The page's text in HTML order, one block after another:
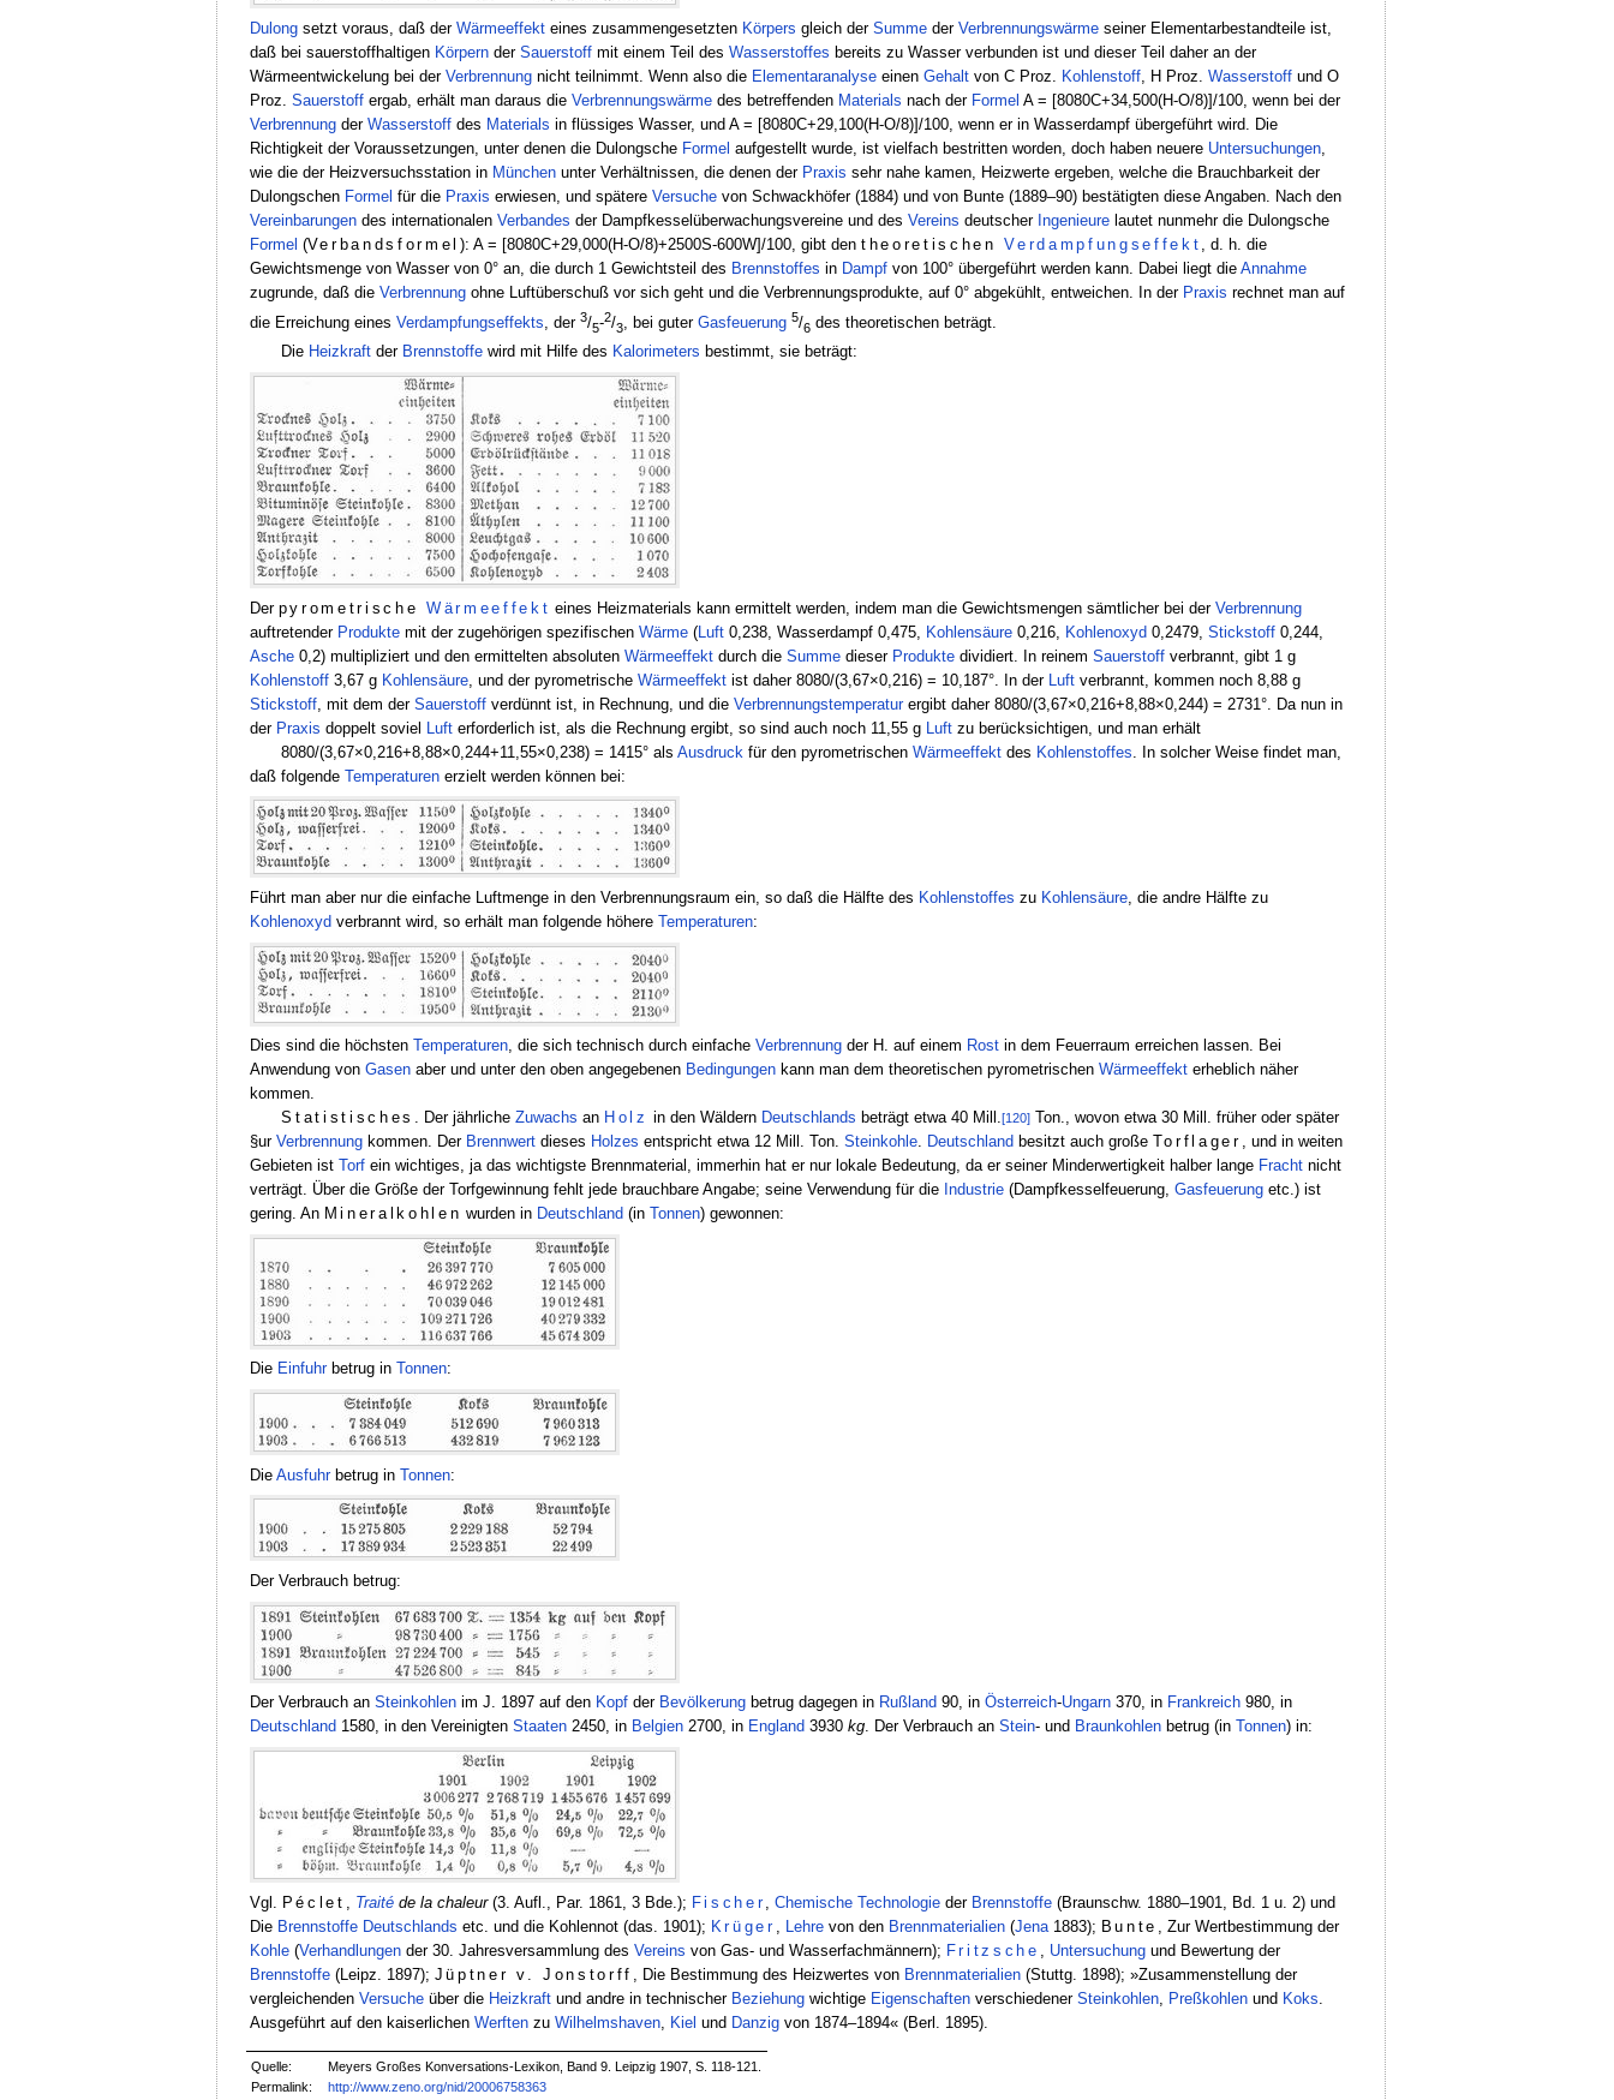
Dulongsetzt voraus, daß der Wärmeeffekteines zusammengesetzten Körpers gleich der Summeder Verbrennungswärmeseiner Elementarbestandteile ist,
daß bei sauerstoffhaltigen Körpernder Sauerstoffmit einem Teil des Wasserstoffes bereits zu Wasser verbunden ist und dieser Teil daher an der
Wärmeentwickelung bei der Verbrennungnicht teilnimmt. Wenn also die Elementaranalyseeinen Gehaltvon C Proz. Kohlenstoff, H Proz. Wasserstoffund O
Proz. Sauerstoffergab, erhält man daraus die Verbrennungswärmedes betreffenden Materials nach der Formel A = [8080C+34,500(H-O/8)]/100, wenn bei der
Verbrennungder Wasserstoffdes Materials in flüssiges Wasser, und A = [8080C+29,100(H-O/8)]/100, wenn er in Wasserdampf übergeführt wird. Die
Richtigkeit der Voraussetzungen, unter denen die Dulongsche Formel aufgestellt wurde, ist vielfach bestritten worden, doch haben neuere Untersuchungen,
wie die der Heizversuchsstation in Münchenunter Verhältnissen, die denen der Praxis sehr nahe kamen, Heizwerte ergeben, welche die Brauchbarkeit der
Dulongschen Formel für die Praxis erwiesen, und spätere Versuchevon Schwackhöfer (1884) und von Bunte (1889–90) bestätigten diese Angaben. Nach den
Vereinbarungendes internationalen Verbandes der Dampfkesselüberwachungsvereine und des Vereins deutscher Ingenieurelautet nunmehr die Dulongsche
Formel (Verbandsformel ): A = [8080C+29,000(H-O/8)+2500S-600W]/100, gibt den theoretischenVerdampfungseffekt , d. h. die
Gewichtsmenge von Wasser von 0° an, die durch 1 Gewichtsteil des Brennstoffes in Dampfvon 100° übergeführt werden kann. Dabei liegt die Annahme
zugrunde, daß die Verbrennungohne Luftüberschuß vor sich geht und die Verbrennungsprodukte, auf 0° abgekühlt, entweichen. In der Praxis rechnet man auf
die Erreichung eines Verdampfungseffekts, der 3/5-2/3, bei guter Gasfeuerung 5/6des theoretischen beträgt.
Die Heizkraft der Brennstoffe wird mit Hilfe des Kalorimeters bestimmt, sie beträgt:
Der pyrometrische Wärmeeffekt eines Heizmaterials kann ermittelt werden, indem man die Gewichtsmengen sämtlicher bei derVerbrennung
auftretender Produktemit der zugehörigen spezifischen Wärme(Luft0,238, Wasserdampf 0,475, Kohlensäure0,216, Kohlenoxyd0,2479, Stickstoff0,244,
Asche0,2) multipliziert und den ermittelten absoluten Wärmeeffektdurch die Summedieser Produktedividiert. In reinem Sauerstoffverbrannt, gibt 1 g
Kohlenstoff3,67 g Kohlensäure, und der pyrometrische Wärmeeffektist daher 8080/(3,67×0,216) = 10,187°. In der Luftverbrannt, kommen noch 8,88 g
Stickstoff, mit dem der Sauerstoffverdünnt ist, in Rechnung, und die Verbrennungstemperaturergibt daher 8080/(3,67×0,216+8,88×0,244) = 2731°. Da nun in
der Praxis doppelt soviel Lufterforderlich ist, als die Rechnung ergibt, so sind auch noch 11,55 g Luftzu berücksichtigen, und man erhält
8080/(3,67×0,216+8,88×0,244+11,55×0,238) = 1415° alsAusdruck für den pyrometrischenWärmeeffekt des Kohlenstoffes . In solcher Weise findet man,
daß folgende Temperaturenerzielt werden können bei:
Führt man aber nur die einfache Luftmenge in den Verbrennungsraum ein, so daß die Hälfte des Kohlenstoffes zu Kohlensäure, die andre Hälfte zu
Kohlenoxyd verbrannt wird, so erhält man folgende höhere Temperaturen:
Dies sind die höchsten Temperaturen, die sich technisch durch einfache Verbrennungder H. auf einem Rostin dem Feuerraum erreichen lassen. Bei
Anwendung von Gasenaber und unter den oben angegebenen Bedingungenkann man dem theoretischen pyrometrischen Wärmeeffekterheblich näher
kommen.
Statistisches . Der jährliche Zuwachs an Holz in den Wäldern Deutschlands beträgt etwa 40 Mill.[120]Ton., wovon etwa 30 Mill. früher oder später
§ur Verbrennungkommen. Der Brennwertdieses Holzes entspricht etwa 12 Mill. Ton. Steinkohle. Deutschland besitzt auch große Torflager , und in weiten
Gebieten ist Torfein wichtiges, ja das wichtigste Brennmaterial, immerhin hat er nur lokale Bedeutung, da er seiner Minderwertigkeit halber lange Frachtnicht
verträgt. Über die Größe der Torfgewinnung fehlt jede brauchbare Angabe; seine Verwendung für die Industrie(Dampfkesselfeuerung, Gasfeuerungetc.) ist
gering. An Mineralkohlen wurden in Deutschland (inTonnen) gewonnen:
Die Einfuhrbetrug in Tonnen:
Die Ausfuhrbetrug in Tonnen:
Der Verbrauch betrug:
Der Verbrauch an Steinkohlenim J. 1897 auf den Kopfder Bevölkerungbetrug dagegen in Rußland 90, in Österreich-Ungarn370, in Frankreich980, in
Deutschland 1580, in den Vereinigten Staaten2450, in Belgien2700, in England 3930 kg. Der Verbrauch an Stein- und Braunkohlenbetrug (in Tonnen) in:
Vgl. Péclet Traitéde la chaleur(3. Aufl., Par. 1861, 3 Bde.); Fischer ,Chemische Technologie der Brennstoffe (Braunschw. 1880–1901, Bd. 1 u. 2) und
Die Brennstoffe Deutschlands etc. und die Kohlennot (das. 1901); Krüger Lehrevon den Brennmaterialien(Jena1883); Bunte
, Zur Wertbestimmung der
Kohle(Verhandlungender 30. Jahresversammlung des Vereins von Gas- und Wasserfachmännern); Fritzsche Untersuchungund Bewertung der
Brennstoffe(Leipz. 1897); Jüptner v. Jonstorff , Die Bestimmung des Heizwertes von Brennmaterialien (Stuttg. 1898); »Zusammenstellung der
vergleichenden Versucheüber die Heizkraftund andre in technischer Beziehungwichtige Eigenschaftenverschiedener Steinkohlen, Preßkohlenund Koks
Ausgeführt auf den kaiserlichen Werftenzu Wilhelmshaven, Kiel und Danzigvon 1874–1894« (Berl. 1895).
Quelle:
Meyers Großes Konversations-Lexikon, Band 9. Leipzig 1907, S. 118-121.
Permalink:
http://www.zeno.org/nid/20006758363